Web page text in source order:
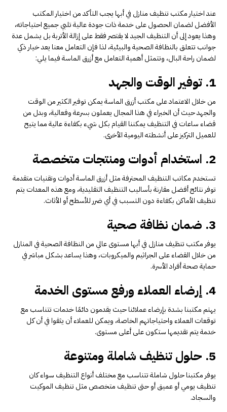
عند اختيار مكتب تنظيف منازل في أبها يجب التأكد من اختيار المكتب
الأفضل لضمان الحصول على خدمة ذات جودة عالية تلبي جميع احتياجاته،
وهذا يعود إلى أن التنظيف الجيد لا يقتصر فقط على إزالة الأتربة بل يشمل عدة
جوانب تتعلق بالنظافة الصحية والبيئية، لذا فإن التعامل معنا يعد خيار ذكي
لضمان راحة البال، وتتمثل أهمية التعامل مع أزرق الماسة فيما يلي:
1. توفير الوقت والجهد
من خلال الاعتماد على مكتب أزرق الماسة يمكن توفير الكثير من الوقت
والجهد حيث أن الخبراء في هذا المجال يعملون بسرعة وفعالية، وبدل من
قضاء ساعات في التنظيف يمكننا القيام بكل شيء بكفاءة عالية مما يتيح
للعميل التركيز على أنشطته اليومية الأخرى.
2. استخدام أدوات ومنتجات متخصصة
تستخدم مكاتب التنظيف المحترفة مثل أزرق الماسة أدوات وتقنيات متقدمة
توفر نتائج أفضل مقارنة بأساليب التنظيف التقليدية، ومع هذه المعدات يتم
تنظيف الأماكن بكفاءة دون التسبب في أي ضرر للأسطح أو الأثاث.
3. ضمان نظافة صحية
يوفر مكتب تنظيف منازل في أبها مستوى عالي من النظافة الصحية في المنازل
من خلال القضاء على الجراثيم والميكروبات، وهذا يساعد بشكل مباشر في
حماية صحة أفراد الأسرة.
4. إرضاء العملاء ورفع مستوى الخدمة
يهتم مكتبنا بشدة بإرضاء عملائنا حيث يقدمون دائمًا خدمات تتناسب مع
توقعات العملاء واحتياجاتهم الخاصة، ويمكن للعملاء أن يثقوا في أن كل
خدمة يتم تقديمها ستكون على أعلى مستوى.
5. حلول تنظيف شاملة ومتنوعة
يوفر مكتبنا حلول شاملة تتناسب مع مختلف أنواع التنظيف سواء كان
تنظيف يومي أو عميق أو حتى تنظيف متخصص مثل تنظيف الموكيت
والسجاد.